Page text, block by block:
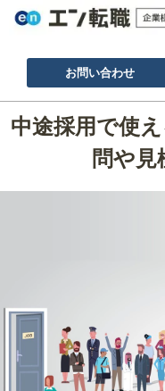
お問い合わせ
中途採用で使
問や見